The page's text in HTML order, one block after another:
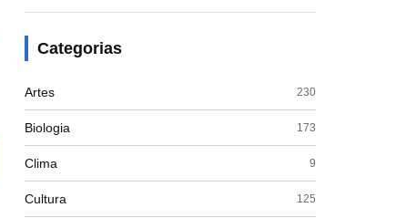
Alcançada pela contemplação do Bem
Categorias
Artes 230
Biologia 173
Clima 9
Cultura 125